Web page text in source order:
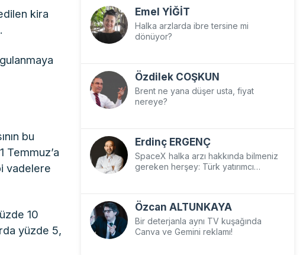
kira
bu
Temmuz’a
vadelere
10
yüzde 5,
Emel YİĞİT
Halka arzlarda ibre tersine mi
dönüyor?
Özdilek COŞKUN
Brent ne yana düşer usta, fiyat
nereye?
Erdinç ERGENÇ
SpaceX halka arzı hakkında bilmeniz
gereken herşey: Türk yatırımcı
Özcan ALTUNKAYA
Bir deterjanla aynı TV kuşağında
Canva ve Gemini reklamı!